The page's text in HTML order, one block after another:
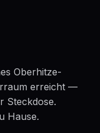
Oberhitze-
erreicht —
Steckdose.
Hause.